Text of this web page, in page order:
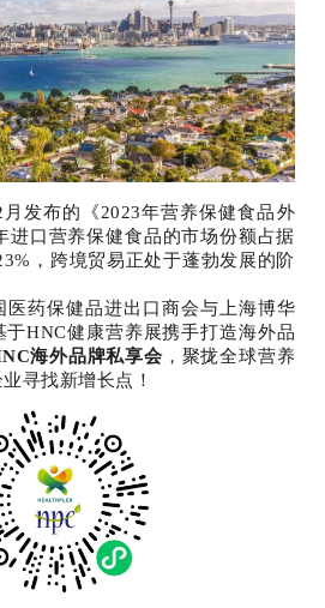
发布的《2023年营养保健食品外
进口营养保健食品的市场份额占据
，跨境贸易正处于蓬勃发展的阶
医药保健品进出口商会与上海博华
于HNC健康营养展携手打造海外品
海外品牌私享会 ，聚拢全球营养
寻找新增长点！